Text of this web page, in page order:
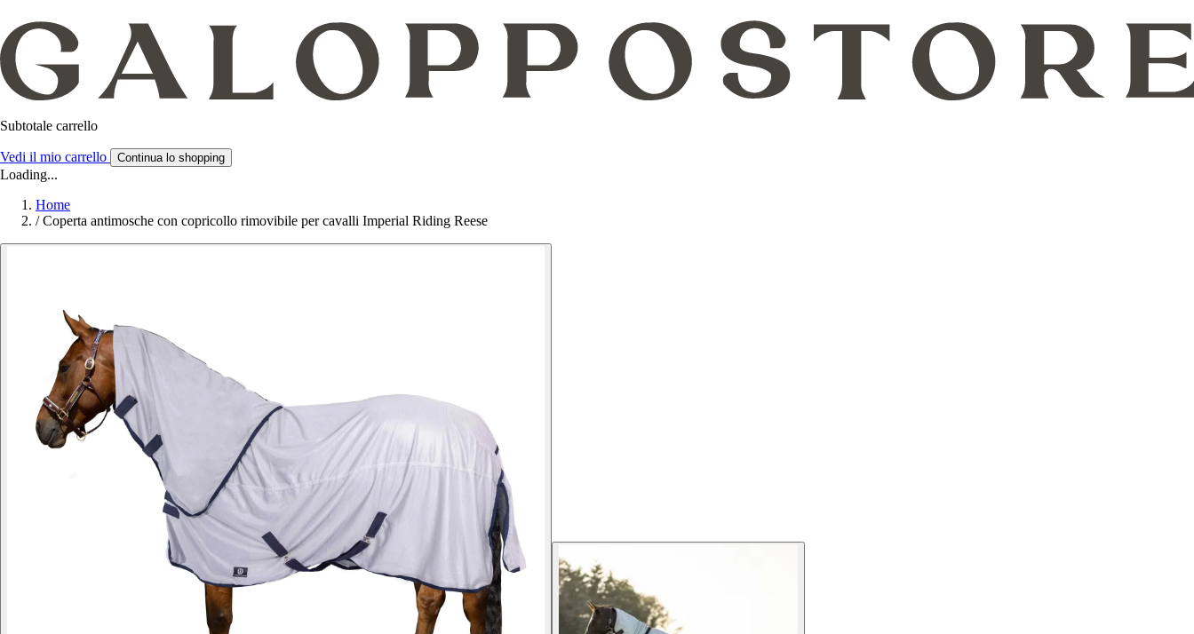
Subtotale carrello
Vedi il mio carrello Continua lo shopping
Loading...
Home
/ Coperta antimosche con copricollo rimovibile per cavalli Imperial Riding Reese